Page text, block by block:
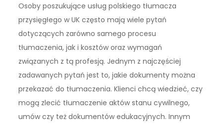
Osoby poszukujące usług polskiego tłumacza
przysięgłego w UK często mają wiele pytań
dotyczących zarówno samego procesu
tłumaczenia, jak i kosztów oraz wymagań
związanych z tą profesją. Jednym z najczęściej
zadawanych pytań jest to, jakie dokumenty można
przekazać do tłumaczenia. Klienci chcą wiedzieć, czy
mogą zlecić tłumaczenie aktów stanu cywilnego,
umów czy też dokumentów edukacyjnych. Innym